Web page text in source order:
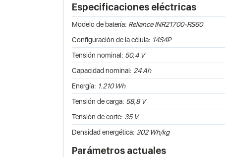
Especificaciones eléctricas
Modelo de batería: Reliance INR21700-RS60
Configuración de la célula: 14S4P
Tensión nominal: 50,4 V
Capacidad nominal: 24 Ah
Energía: 1.210 Wh
Tensión de carga: 58,8 V
Tensión de corte: 35 V
Densidad energética: 302 Wh/kg
Parámetros actuales